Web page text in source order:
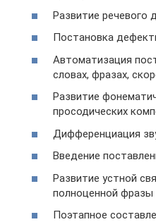
Развитие речевого
Постановка
Автоматизация
словах, фразах,
Развитие
просодических
Дифференциация
Введение
Развитие устной
полноценной фразы
Поэтапное